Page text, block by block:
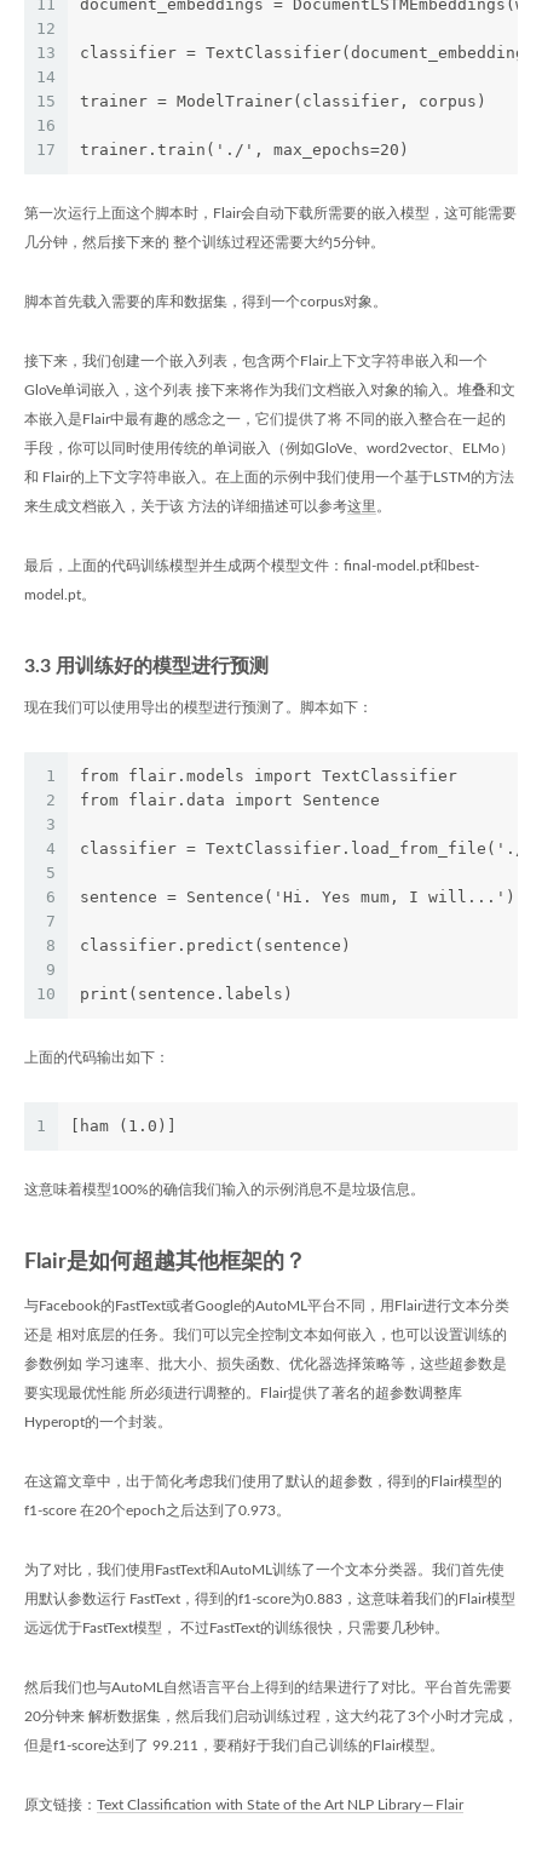
11
12
13
14
15
16
17
document_embeddings =
classifier =
trainer = ModelTrainer(classifier, corpus)
trainer.train('./', max_epochs=20)
第一次运行上面这个脚本时，Flair会自动下载所需要的嵌入模型，这可能需要
几分钟，然后接下来的 整个训练过程还需要大约5分钟。
脚本首先载入需要的库和数据集，得到一个corpus对象。
接下来，我们创建一个嵌入列表，包含两个Flair上下文字符串嵌入和一个
GloVe单词嵌入，这个列表 接下来将作为我们文档嵌入对象的输入。堆叠和文
本嵌入是Flair中最有趣的感念之一，它们提供了将 不同的嵌入整合在一起的
手段，你可以同时使用传统的单词嵌入（例如GloVe、word2vector、ELMo）
和 Flair的上下文字符串嵌入。在上面的示例中我们使用一个基于LSTM的方法
来生成文档嵌入，关于该 方法的详细描述可以参考这里 。
最后，上面的代码训练模型并生成两个模型文件：final-model.pt和best-
model.pt。
3.3 用训练好的模型进行预测
现在我们可以使用导出的模型进行预测了。脚本如下：
1
2
3
4
5
6
7
8
9
10
from flair.models import TextClassifier
from flair.data import Sentence
classifier = TextClassifier.load_from_file('./
sentence = Sentence('Hi. Yes mum, I will...')
classifier.predict(sentence)
print(sentence.labels)
上面的代码输出如下：
1 [ham (1.0)]
这意味着模型100%的确信我们输入的示例消息不是垃圾信息。
Flair是如何超越其他框架的？
与Facebook的FastText或者Google的AutoML平台不同，用Flair进行文本分类
还是 相对底层的任务。我们可以完全控制文本如何嵌入，也可以设置训练的
参数例如 学习速率、批大小、损失函数、优化器选择策略等，这些超参数是
要实现最优性能 所必须进行调整的。Flair提供了著名的超参数调整库
Hyperopt的一个封装。
在这篇文章中，出于简化考虑我们使用了默认的超参数，得到的Flair模型的
f1-score 在20个epoch之后达到了0.973。
为了对比，我们使用FastText和AutoML训练了一个文本分类器。我们首先使
用默认参数运行 FastText，得到的f1-score为0.883，这意味着我们的Flair模型
远远优于FastText模型， 不过FastText的训练很快，只需要几秒钟。
然后我们也与AutoML自然语言平台上得到的结果进行了对比。平台首先需要
20分钟来 解析数据集，然后我们启动训练过程，这大约花了3个小时才完成，
但是f1-score达到了 99.211，要稍好于我们自己训练的Flair模型。
原文链接： Text Classification with State of the Art NLP Library — Flair